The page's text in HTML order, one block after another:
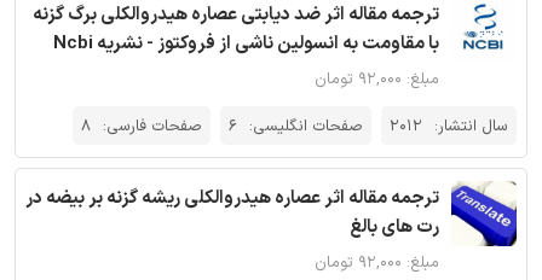
ترجمه مقاله اثر ضد دیابتی عصاره‌ هیدروالکلی برگ گزنه
با مقاومت به انسولین ناشی از فروکتوز - نشریه Ncbi
مبلغ: ۹۲,۰۰۰ تومان
سال انتشار: 2012 صفحات انگلیسی: 6 صفحات فارسی: 8
ترجمه مقاله اثر عصاره‌ هیدروالکلی ریشه گزنه بر بیضه در
رت های بالغ
مبلغ: ۹۲,۰۰۰ تومان